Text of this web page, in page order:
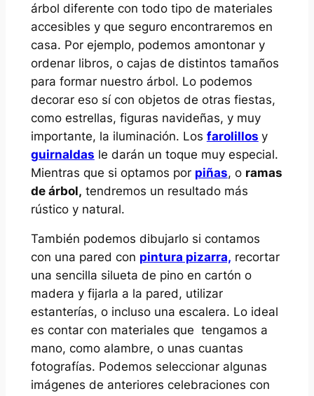
árbol diferente con todo tipo de materiales
accesibles y que seguro encontraremos en
casa. Por ejemplo, podemos amontonar y
ordenar libros, o cajas de distintos tamaños
para formar nuestro árbol. Lo podemos
decorar eso sí con objetos de otras fiestas,
como estrellas, figuras navideñas, y muy
importante, la iluminación. Los farolillos y
guirnaldas le darán un toque muy especial.
Mientras que si optamos por piñas, o ramas
de árbol, tendremos un resultado más
rústico y natural.
También podemos dibujarlo si contamos
con una pared con pintura pizarra, recortar
una sencilla silueta de pino en cartón o
madera y fijarla a la pared, utilizar
estanterías, o incluso una escalera. Lo ideal
es contar con materiales que tengamos a
mano, como alambre, o unas cuantas
fotografías. Podemos seleccionar algunas
imágenes de anteriores celebraciones con